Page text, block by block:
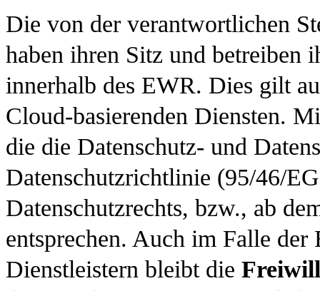
Die von der verantwortlichen
haben ihren Sitz und betreiben
innerhalb des EWR. Dies gilt
Cloud-basierenden Diensten.
die die Datenschutz- und
Datenschutzrichtlinie (95/46/
Datenschutzrechts, bzw., ab
entsprechen. Auch im Falle der
Dienstleistern bleibt die